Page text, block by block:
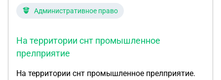
Административное право
На территории снт промышленное
прелприятие
На территории снт промышленное прелприятие.